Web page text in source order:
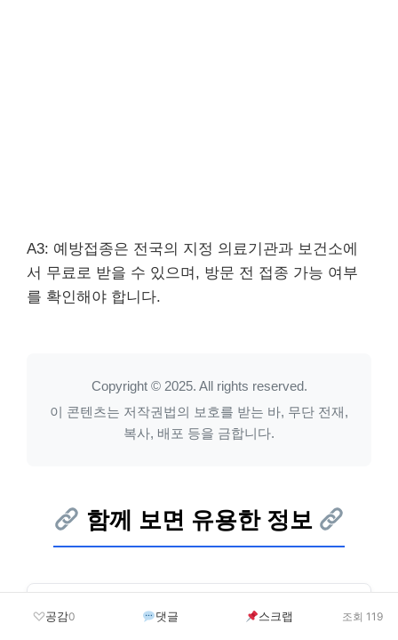
A3: 예방접종은 전국의 지정 의료기관과 보건소에
서 무료로 받을 수 있으며, 방문 전 접종 가능 여부
를 확인해야 합니다.
Copyright © 2025. All rights reserved.
이 콘텐츠는 저작권법의 보호를 받는 바, 무단 전재,
복사, 배포 등을 금합니다.
함께 보면 유용한 정보
경기도 용인시 수지구 신봉동 독감 무료 예
공감0 댓글 스크랩 조회 119